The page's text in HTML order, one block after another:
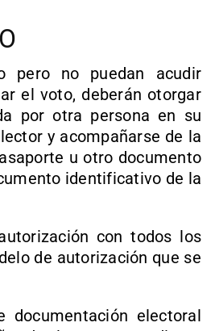
pero no puedan acudir
el voto, deberán otorgar
por otra persona en su
y acompañarse de la
u otro documento
identificativo de la
con todos los
de autorización que se
documentación electoral